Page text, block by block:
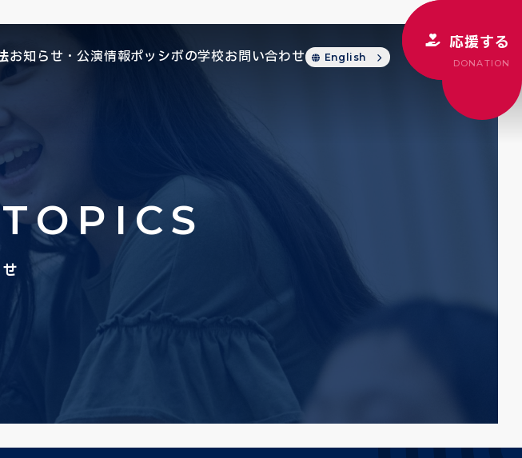
お知らせ・公演情報ポッシボの学校お問い合わせ English
応援する
DONATION